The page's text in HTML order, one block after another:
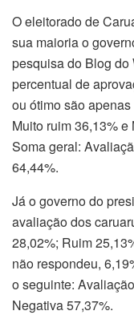
O eleitorado de
sua maioria o
pesquisa do Blog do
percentual de
ou ótimo são
Muito ruim 36,13%
Soma geral:
64,44%.
Já o governo do
avaliação dos
28,02%; Ruim
não respondeu,
o seguinte:
Negativa 57,37%.